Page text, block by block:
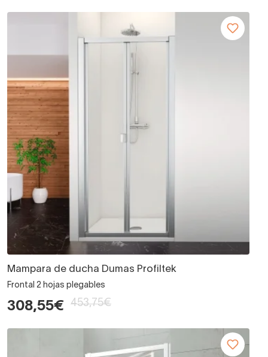
Mampara de ducha Dumas Profiltek
Frontal 2 hojas plegables
308,55€ 453,75€